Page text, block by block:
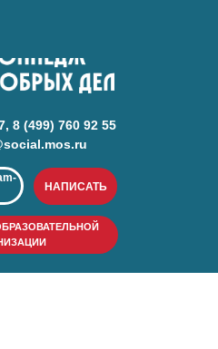
8 (499) 760 92 55
НАПИСАТЬ